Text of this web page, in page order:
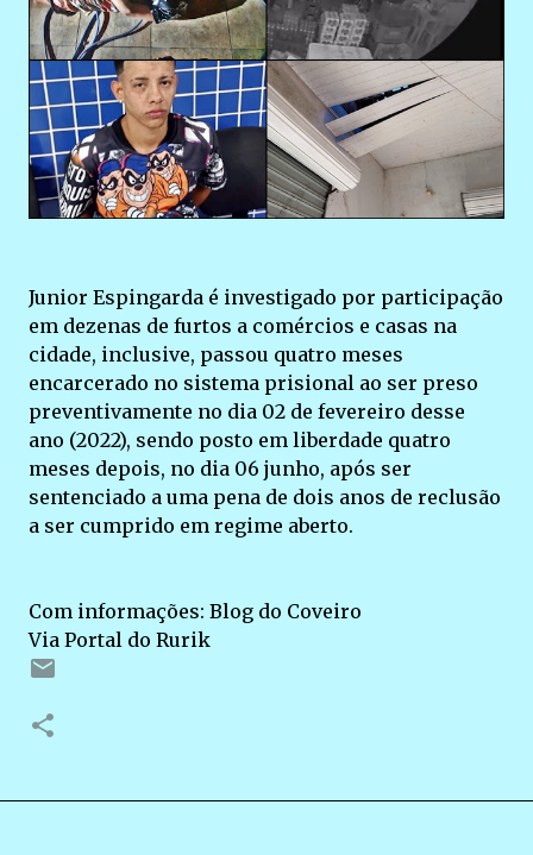
Junior Espingarda é investigado por participação
em dezenas de furtos a comércios e casas na
cidade, inclusive, passou quatro meses
encarcerado no sistema prisional ao ser preso
preventivamente no dia 02 de fevereiro desse
ano (2022), sendo posto em liberdade quatro
meses depois, no dia 06 junho, após ser
sentenciado a uma pena de dois anos de reclusão
a ser cumprido em regime aberto.
Com informações: Blog do Coveiro
Via Portal do Rurik